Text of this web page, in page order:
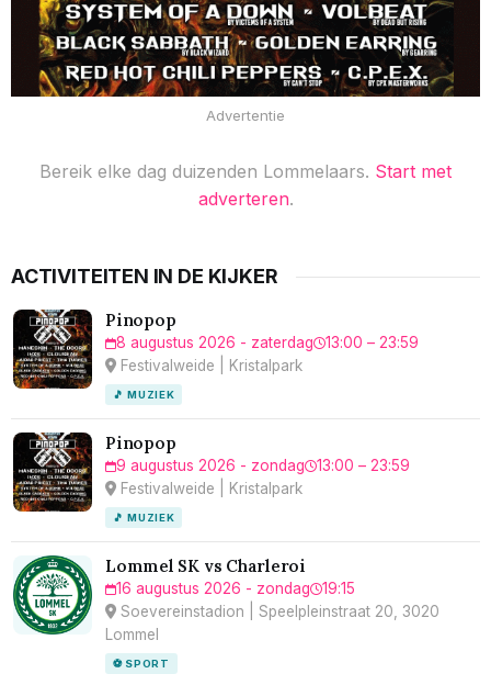
Advertentie
Bereik elke dag duizenden Lommelaars. Start met
adverteren.
ACTIVITEITEN IN DE KIJKER
Pinopop
8 augustus 2026 - zaterdag
13:00 – 23:59
Festivalweide | Kristalpark
🎵 MUZIEK
Pinopop
9 augustus 2026 - zondag
13:00 – 23:59
Festivalweide | Kristalpark
🎵 MUZIEK
Lommel SK vs Charleroi
16 augustus 2026 - zondag
19:15
Soevereinstadion | Speelpleinstraat 20, 3020
Lommel
⚽ SPORT